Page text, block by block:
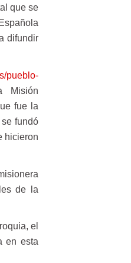
que se
difundir
pueblo-
Misión
fue la
fundó
hicieron
de la
el
en esta